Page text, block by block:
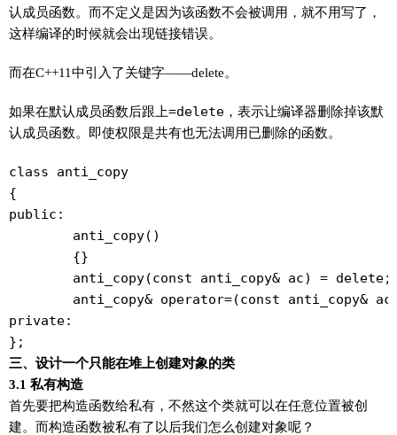
认成员函数。而不定义是因为该函数不会被调用，就不用写了，
这样编译的时候就会出现链接错误。
而在C++11中引入了关键字——delete。
如果在默认成员函数后跟上=delete ，表示让编译器删除掉该默
认成员函数。即使权限是共有也无法调用已删除的函数。
class anti_copy
{
public:
private:
三、设计一个只能在堆上创建对象的类
3.1 私有构造
首先要把构造函数给私有，不然这个类就可以在任意位置被创
建。而构造函数被私有了以后我们怎么创建对象呢？